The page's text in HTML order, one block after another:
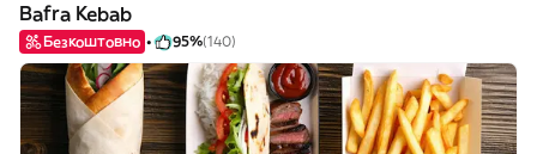
Bafra Kebab
Безкоштовно 95%(140)